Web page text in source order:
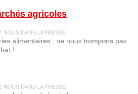
agricoles
NOUS DANS LA PRESSE
alimentaires : ne nous trompons pas
!
NOUS DANS LA PRESSE